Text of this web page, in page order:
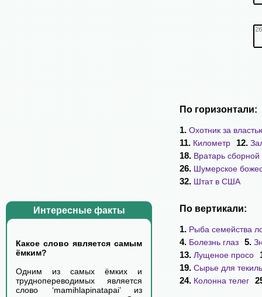
Интересные факты
Какое слово является самым
ёмким?
Одним из самых ёмких и
труднопереводимых является
слово ‘mamihlapinatapai’ из
По горизонтали:
1. Охотник за
11. Километр 12.
18. Вратарь
26. Шумерское
32. Штат в США
По вертикали:
1. Рыба семейства
4. Болезнь глаз 5.
13. Лущеное просо
19. Сырье для
24. Колонна телег